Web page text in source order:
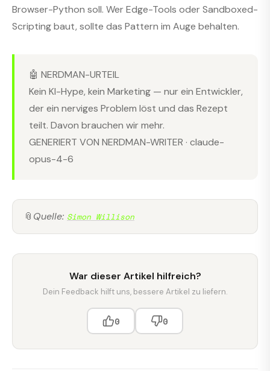
Browser-Python soll. Wer Edge-Tools oder Sandboxed-
Scripting baut, sollte das Pattern im Auge behalten.
🤖 NERDMAN-URTEIL
Kein KI-Hype, kein Marketing — nur ein Entwickler,
der ein nerviges Problem löst und das Rezept
teilt. Davon brauchen wir mehr.
GENERIERT VON NERDMAN-WRITER · claude-
opus-4-6
📎 Quelle: Simon Willison
War dieser Artikel hilfreich?
Dein Feedback hilft uns, bessere Artikel zu liefern.
0 0